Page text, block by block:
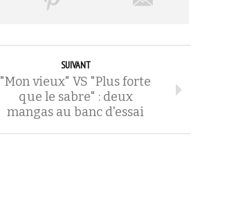
SUIVANT
"Mon vieux" VS "Plus forte
que le sabre" : deux
mangas au banc d'essai